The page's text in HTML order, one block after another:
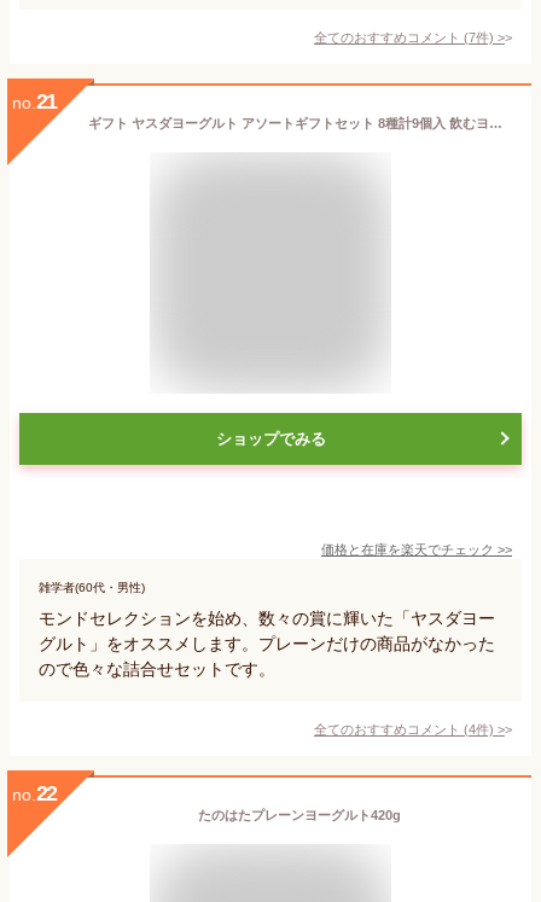
全てのおすすめコメント (7件) >
no. 21
ギフト ヤスダヨーグルト アソートギフトセット 8種計9個入 飲むヨーグルト 新潟 お土産 お取り寄せ お中元 御中元 ギフト
ショップでみる
価格と在庫を楽天でチェック >>
雑学者(60代・男性)
モンドセレクションを始め、数々の賞に輝いた「ヤスダヨー
グルト」をオススメします。プレーンだけの商品がなかった
ので色々な詰合せセットです。
全てのおすすめコメント (4件) >
no. 22
たのはたプレーンヨーグルト420g